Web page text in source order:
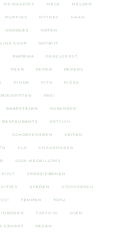
MEIRAAPJES MELK MELOEN
MUFFINS MYTHES NAAN
NOODLES NOTEN
SHOP ONTBIJT
PAPRIKA PARELGERST
PEER PEPER PEPERS
PINDA PITA PIZZA
PREI
RAAPSTELEN RABARBER
RESTAURANTS RETTICH
SCHORSENEREN SEITAN
SLA SMAAKMAKER
SOJA MEDAILLONS
SPERZIEBONEN
STEDEN STOOFPEREN
TEMPEH TOFU
TZATZIKI UIEN
GEHAKT VEGAN